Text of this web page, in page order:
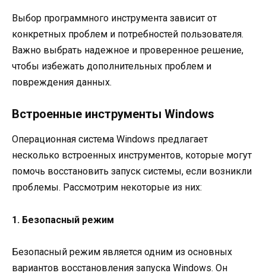
Выбор программного инструмента зависит от
конкретных проблем и потребностей пользователя.
Важно выбрать надежное и проверенное решение,
чтобы избежать дополнительных проблем и
повреждения данных.
Встроенные инструменты Windows
Операционная система Windows предлагает
несколько встроенных инструментов, которые могут
помочь восстановить запуск системы, если возникли
проблемы. Рассмотрим некоторые из них:
1. Безопасный режим
Безопасный режим является одним из основных
вариантов восстановления запуска Windows. Он